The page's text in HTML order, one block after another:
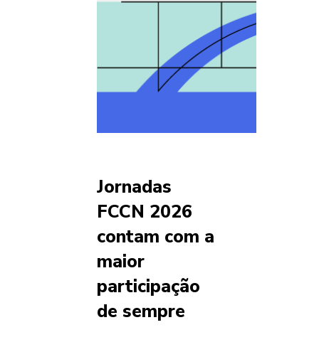
Jornadas
FCCN 2026
contam com a
maior
participação
de sempre